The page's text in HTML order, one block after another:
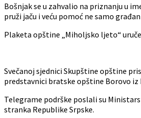
Bošnjak se u zahvalio na priznanju u
pruži jaču i veću pomoć ne samo
Plaketa opštine „Miholjsko ljeto“
Svečanoj sjednici Skupštine opštine
predstavnici bratske opštine Borovo
Telegrame podrške poslali su
stranka Republike Srpske.